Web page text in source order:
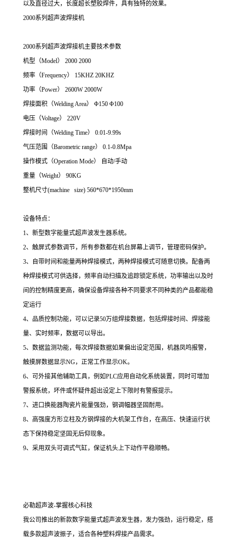
以及直径过大，长度超长塑胶焊件，具有独特的效果。
2000系列超声波焊接机
2000系列超声波焊接机主要技术参数
机型（Model） 2000 2000
频率（Frequency） 15KHZ 20KHZ
功率（Power） 2600W 2000W
焊接面积（Welding Area） Φ150 Φ100
电压（Voltage） 220V
焊接时间（Welding Time） 0.01-9.99s
气压范围（Barometric range） 0.1-0.8Mpa
操作模式（Operation Mode） 自动/手动
重量（Weight） 90KG
整机尺寸(machine size) 560*670*1950mm
设备特点：
1、新型数字能量式超声波发生器系统。
2、触屏式参数调节，所有参数都在机台屏幕上调节，管理密码保护。
3、自带时间和能量两种焊接模式，两种焊接模式可随意切换。配备两
种焊接模式可供选择，频率自动扫描及追踪锁定系统，功率输出以及时
间的控制精度更高，确保设备焊接各种不同要求不同种类的产品都能稳
定运行
4、品质控制功能，可以记录50万组焊接数据，包括焊接时间、焊接能
量、实时频率，数据可以导出。
5、数据监测功能，每次焊接数据如果偏出设定范围，机器凤鸣报警，
触摸屏数据显示NG，正常工作显示OK。
6、可外接其他辅助工具，例如PLC应用自动化系统装置，同时可增加
警报系统，坏件或怀疑件超出设定上下限时有警报提示。
7、进口换能器陶瓷片能量强劲，钢调幅器坚固耐用。
8、高强度方形立柱及方钢焊接的大机架工作台，在高压、快速运行状
态下保持稳定坚固无后仰现象。
9、采用双头可调式气缸，保证机头上下动作平稳顺畅。
必勒超声波-掌握核心科技
我公司推出的新款数字能量式超声波发生器，发力强劲，运行稳定，搭
载多款超声波振子，适合各种塑料焊接产品需求。